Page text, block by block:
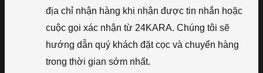
địa chỉ nhận hàng khi nhận được tin nhắn hoặc
cuộc gọi xác nhận từ 24KARA. Chúng tôi sẽ
hướng dẫn quý khách đặt cọc và chuyển hàng
trong thời gian sớm nhất.